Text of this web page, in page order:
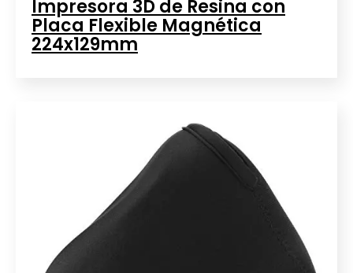
Impresora 3D de Resina con
Placa Flexible Magnética
224x129mm